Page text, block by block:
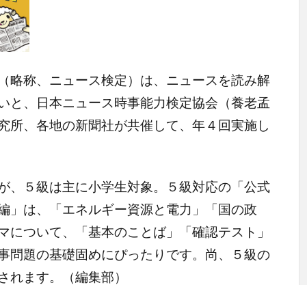
略称、ニュース検定）は、ニュースを読み解
と、日本ニュース時事能力検定協会（養老孟
所、各地の新聞社が共催して、年４回実施し
５級は主に小学生対象。５級対応の「公式
」は、「エネルギー資源と電力」「国の政
ついて、「基本のことば」「確認テスト」
問題の基礎固めにぴったりです。尚、５級の
ます。（編集部）